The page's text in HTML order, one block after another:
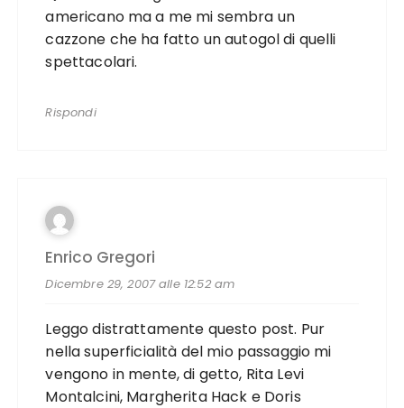
americano ma a me mi sembra un
cazzone che ha fatto un autogol di quelli
spettacolari.
Rispondi
Enrico Gregori
Dicembre 29, 2007 alle 12:52 am
Leggo distrattamente questo post. Pur
nella superficialità del mio passaggio mi
vengono in mente, di getto, Rita Levi
Montalcini, Margherita Hack e Doris